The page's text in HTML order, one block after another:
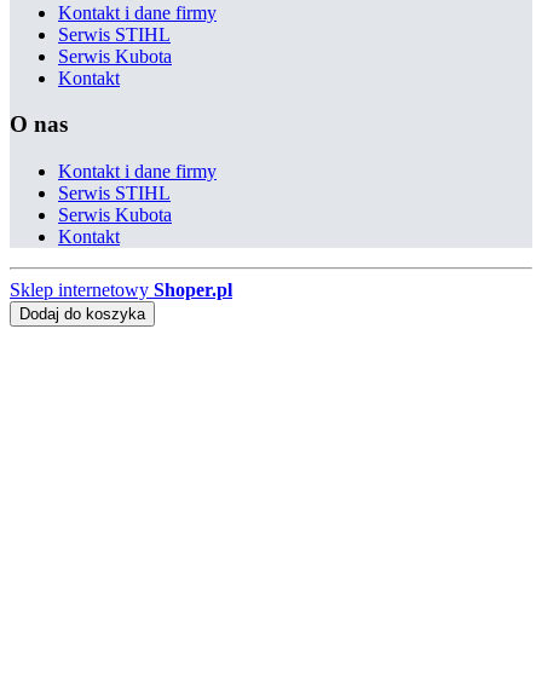
Kontakt i dane firmy
Serwis STIHL
Serwis Kubota
Kontakt
O nas
Kontakt i dane firmy
Serwis STIHL
Serwis Kubota
Kontakt
Sklep internetowy Shoper.pl
Dodaj do koszyka